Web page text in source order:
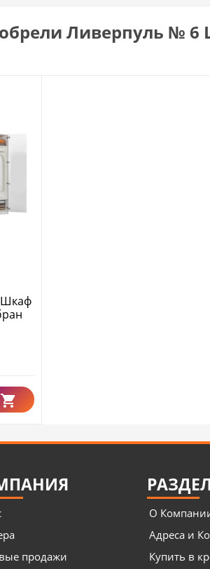
Ливерпуль №
Шкаф
продажи
О
Адреса и
Купить в